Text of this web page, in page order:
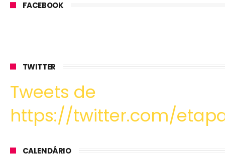
FACEBOOK
TWITTER
Tweets de
https://twitter.com/
CALENDÁRIO